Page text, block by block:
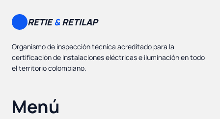
RETIE&RETILAP
Organismo de inspección técnica acreditado para la
certificación de instalaciones eléctricas e iluminación en todo
el territorio colombiano.
Menú